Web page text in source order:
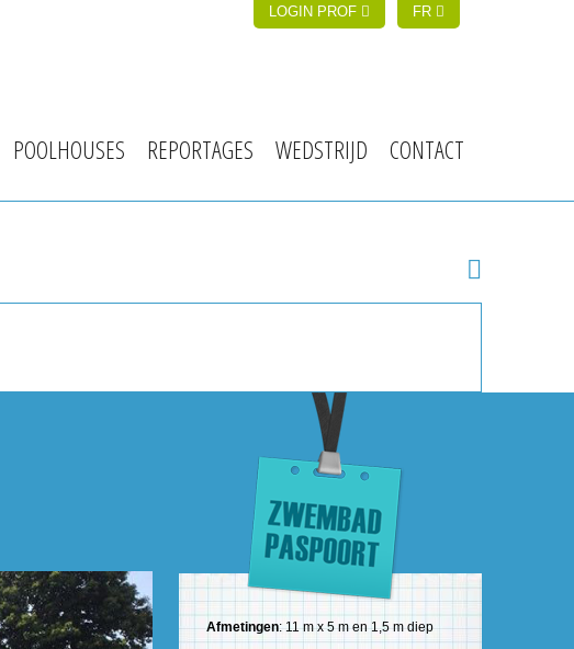
LOGIN PROF FR
POOLHOUSES REPORTAGES WEDSTRIJD CONTACT
Afmetingen: 11 m x 5 m en 1,5 m diep